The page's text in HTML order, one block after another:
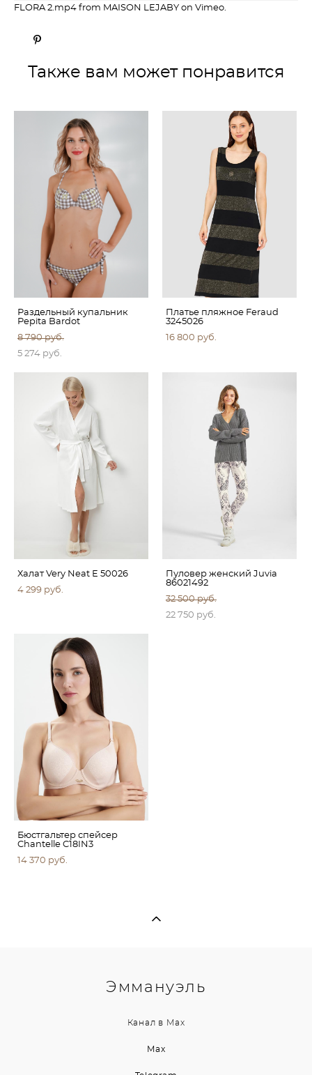
FLORA 2.mp4 from MAISON LEJABY on Vimeo.
Также вам может понравится
Раздельный купальник
Pepita Bardot
8 790 pуб.
5 274 pуб.
Платье пляжное Feraud
3245026
16 800 pуб.
Халат Very Neat E 50026
4 299 pуб.
Пуловер женский Juvia
86021492
32 500 pуб.
22 750 pуб.
Бюстгальтер спейсер
Chantelle C18IN3
14 370 pуб.
Эммануэль
Канал в Max
Max